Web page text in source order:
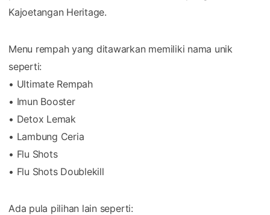
Kajoetangan Heritage.
Menu rempah yang ditawarkan memiliki nama unik
seperti:
• Ultimate Rempah
• Imun Booster
• Detox Lemak
• Lambung Ceria
• Flu Shots
• Flu Shots Doublekill
Ada pula pilihan lain seperti: